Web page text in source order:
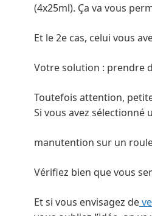
(4x25ml). Ça va vous
Et le 2e cas, celui vous
Votre solution : prendre
Toutefois attention,
Si vous avez sélectionné
manutention sur un
Vérifiez bien que vous
Et si vous envisagez de